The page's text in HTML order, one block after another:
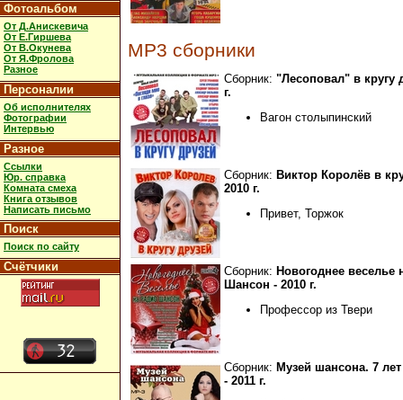
Фотоальбом
От Д.Анискевича
От Е.Гиршева
От В.Окунева
От Я.Фролова
Разное
Персоналии
Об исполнителях
Фотографии
Интервью
Разное
Ссылки
Юр. справка
Комната смеха
Книга отзывов
Написать письмо
Поиск
Поиск по сайту
Счётчики
MP3 сборники
Сборник: "Лесоповал" в кругу
г.
Вагон столыпинский
Сборник: Виктор Королёв в
2010 г.
Привет, Торжок
Сборник: Новогоднее веселье
Шансон - 2010 г.
Профессор из Твери
Сборник: Музей шансона. 7
- 2011 г.